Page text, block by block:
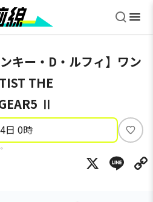
キー・D・ルフィ】ワン
THE
Ⅱ
日 0時
い
ね
X